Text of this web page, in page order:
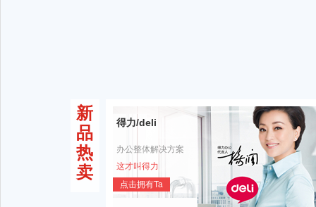
新
品
热
卖
得力/deli
办公整体解决方案
这才叫得力
点击拥有Ta